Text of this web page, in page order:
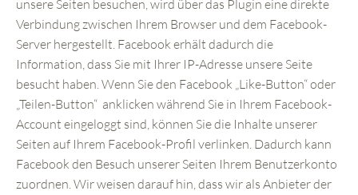
unsere Seiten besuchen, wird über das Plugin eine direkte
Verbindung zwischen Ihrem Browser und dem Facebook-
Server hergestellt. Facebook erhält dadurch die
Information, dass Sie mit Ihrer IP-Adresse unsere Seite
besucht haben. Wenn Sie den Facebook „Like-Button“ oder
„Teilen-Button“ anklicken während Sie in Ihrem Facebook-
Account eingeloggt sind, können Sie die Inhalte unserer
Seiten auf Ihrem Facebook-Profil verlinken. Dadurch kann
Facebook den Besuch unserer Seiten Ihrem Benutzerkonto
zuordnen. Wir weisen darauf hin, dass wir als Anbieter der